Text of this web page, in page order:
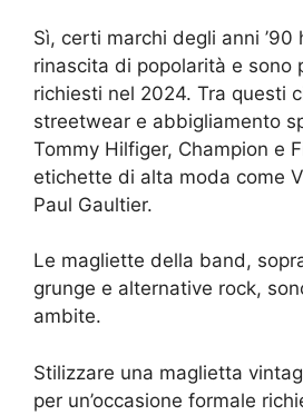
Sì, certi marchi degli anni ’90
rinascita di popolarità e sono
richiesti nel 2024. Tra questi
streetwear e abbigliamento
Tommy Hilfiger, Champion e
etichette di alta moda come
Paul Gaultier.
Le magliette della band,
grunge e alternative rock,
ambite.
Stilizzare una maglietta
per un’occasione formale